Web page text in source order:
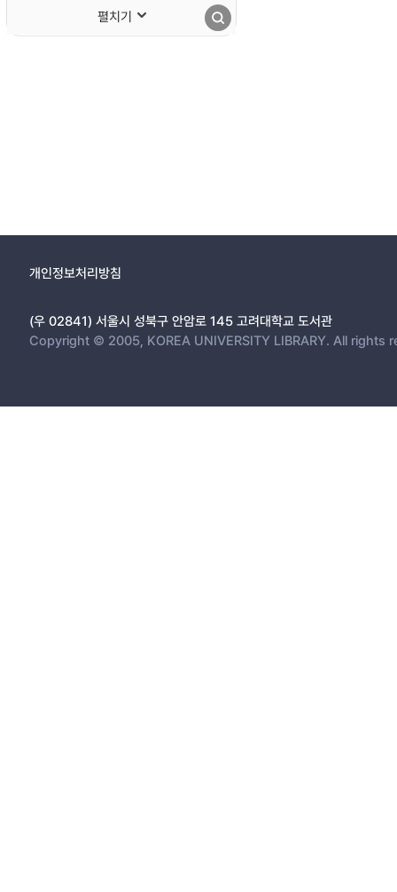
펼치기
개인정보처리방침
(우 02841) 서울시 성북구 안암로 145 고려대학교 도서관
Copyright © 2005, KOREA UNIVERSITY LIBRARY. All rights